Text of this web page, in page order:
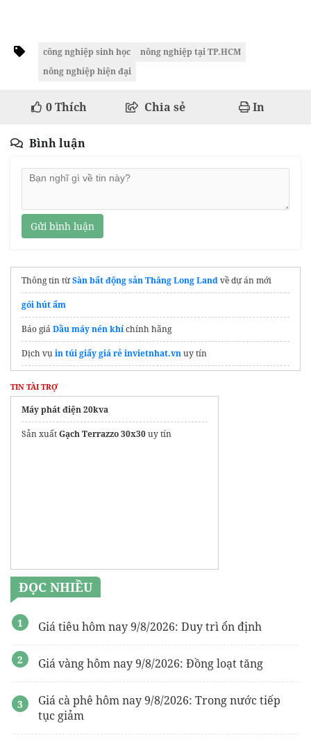
công nghiệp sinh học
nông nghiệp tại TP.HCM
nông nghiệp hiện đại
0Thích Chia sẻ In
Bình luận
Gửi bình luận
Thông tin từSàn bất động sản Thăng Long Landvề dự án mới
gói hút ẩm
Báo giáDầu máy nén khíchính hãng
Dịch vụin túi giấy giá rẻ invietnhat.vnuy tín
Tháp giải nhiệt tại Hà Nội
TIN TÀI TRỢ
Máy phát điện 20kva
Sản xuấtGạch Terrazzo 30x30uy tín
ĐỌC NHIỀU
Giá tiêu hôm nay 9/8/2026: Duy trì ổn định
Giá vàng hôm nay 9/8/2026: Đồng loạt tăng
Giá cà phê hôm nay 9/8/2026: Trong nước tiếp
tục giảm